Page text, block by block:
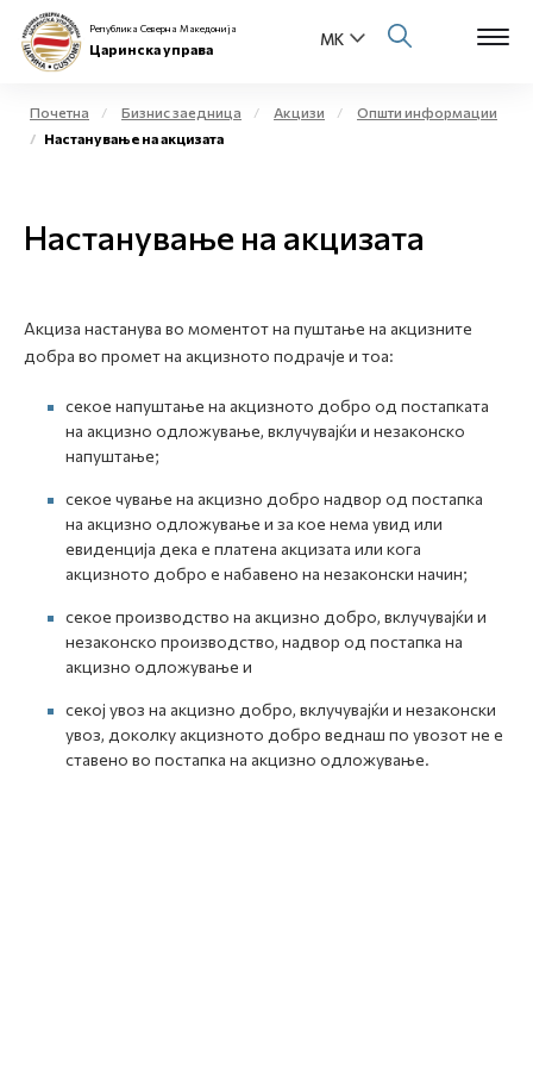
Физички лица
Е-Царина
Медиа центар
Е-Весник
Република Северна Македонија
Царинска управа
Почетна Бизнис заедница Акцизи
Општи информации
Настанување на акцизата
Настанување на акцизата
Акциза настанува во моментот на пуштање на акцизните
добра во промет на акцизното подрачје и тоа:
секое напуштање на акцизното добро од постапката
на акцизно одложување, вклучувајќи и незаконско
напуштање;
секое чување на акцизно добро надвор од постапка
на акцизно одложување и за кое нема увид или
евиденција дека е платена акцизата или кога
акцизното добро е набавено на незаконски начин;
секое производство на акцизно добро, вклучувајќи и
незаконско производство, надвор од постапка на
акцизно одложување и
секој увоз на акцизно добро, вклучувајќи и незаконски
увоз, доколку акцизното добро веднаш по увозот не е
ставено во постапка на акцизно одложување.